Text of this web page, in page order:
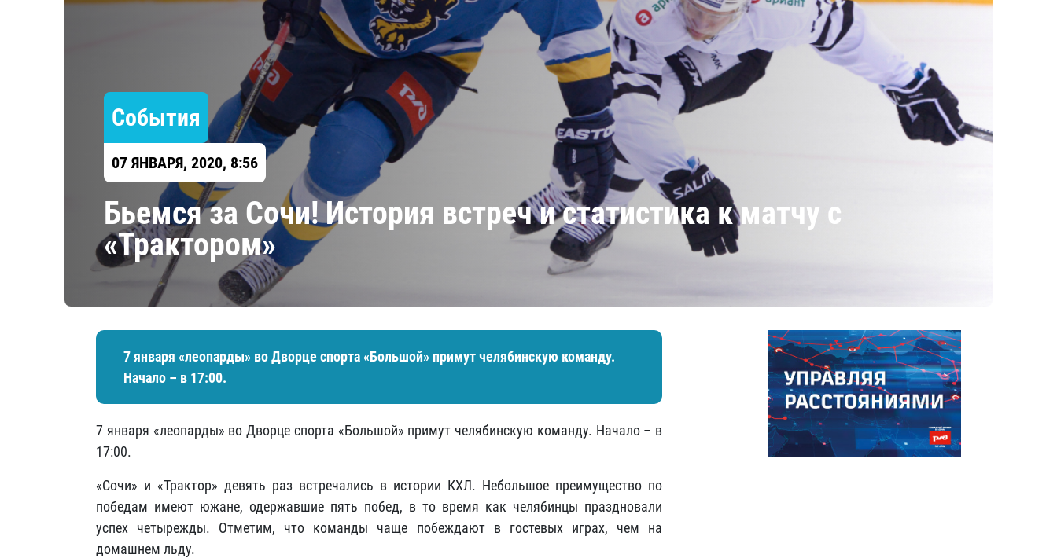
Локомотив
Шанхайские Драконы
Амур
Барыс
Салават Юлаев
Сибирь
События
07 ЯНВАРЯ, 2020, 8:56
Бьемся за Сочи! История встреч и статистика к матчу с
«Трактором»
7 января «леопарды» во Дворце спорта «Большой» примут челябинскую команду.
Начало – в 17:00.
7 января «леопарды» во Дворце спорта «Большой» примут челябинскую команду. Начало – в
17:00.
«Сочи» и «Трактор» девять раз встречались в истории КХЛ. Небольшое преимущество по
победам имеют южане, одержавшие пять побед, в то время как челябинцы праздновали
успех четырежды. Отметим, что команды чаще побеждают в гостевых играх, чем на
домашнем льду.